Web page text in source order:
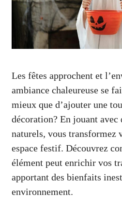
Les fêtes approchent et
ambiance chaleureuse se
mieux que d’ajouter une
décoration? En jouant avec
naturels, vous transformez
espace festif. Découvrez
élément peut enrichir vos
apportant des bienfaits
environnement.